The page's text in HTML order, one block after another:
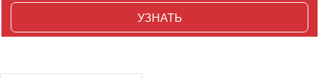
УЗНАТЬ